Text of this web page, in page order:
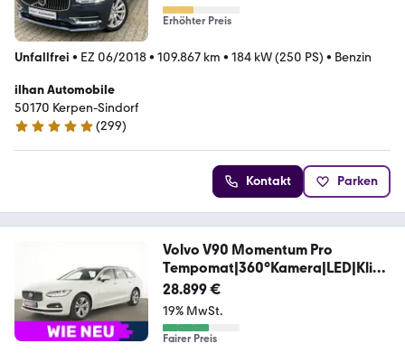
Erhöhter Preis
Unfallfrei • EZ 06/2018• 109.867 km • 184 kW (250 PS) • Benzin
ilhan Automobile
50170 Kerpen-Sindorf
4.8 Sterne
(299)
Kontakt Parken
Volvo V90 Momentum Pro
Tempomat|360°Kamera|LED|Klim
a
28.899 €
19% MwSt.
Fairer Preis